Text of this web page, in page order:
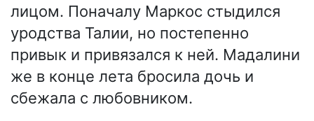
лицом. Поначалу Маркос стыдился
уродства Талии, но постепенно
привык и привязался к ней. Мадалини
же в конце лета бросила дочь и
сбежала с любовником.